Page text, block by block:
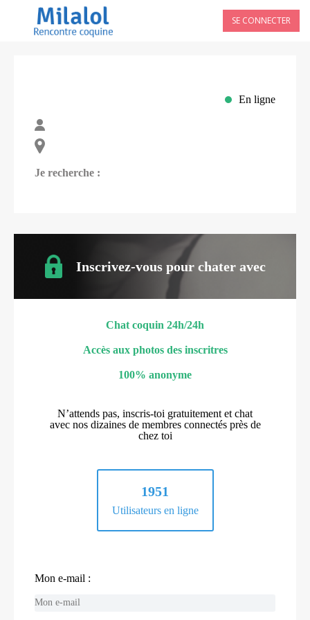
SE CONNECTER
En ligne
Je recherche :
Inscrivez-vous pour chater avec
Chat coquin 24h/24h
Accès aux photos des inscritres
100% anonyme
N’attends pas, inscris-toi gratuitement et chat
avec nos dizaines de membres connectés près de
chez toi
1951
Utilisateurs en ligne
Mon e-mail :